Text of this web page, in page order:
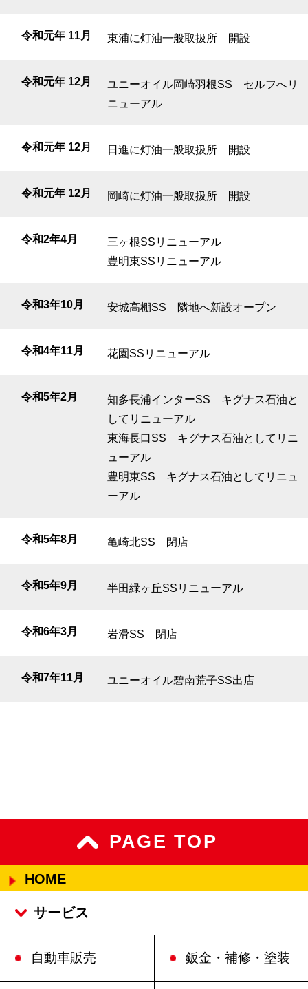
令和元年 11月 東浦に灯油一般取扱所 開設
令和元年 12月
ユニーオイル岡崎羽根SS セルフへリ
ニューアル
令和元年 12月 日進に灯油一般取扱所 開設
令和元年 12月 岡崎に灯油一般取扱所 開設
令和2年4月
三ヶ根SSリニューアル
豊明東SSリニューアル
令和3年10月 安城高棚SS 隣地へ新設オープン
令和4年11月 花園SSリニューアル
令和5年2月
知多長浦インターSS キグナス石油と
してリニューアル
東海長口SS キグナス石油としてリニ
ューアル
豊明東SS キグナス石油としてリニュ
ーアル
令和5年8月 亀崎北SS 閉店
令和5年9月 半田緑ヶ丘SSリニューアル
令和6年3月 岩滑SS 閉店
令和7年11月 ユニーオイル碧南荒子SS出店
PAGE TOP
HOME
サービス
自動車販売 鈑金・補修・塗装